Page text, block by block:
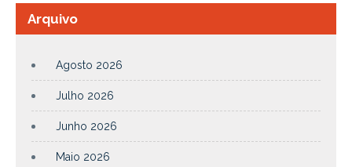
Arquivo
Agosto 2026
Julho 2026
Junho 2026
Maio 2026